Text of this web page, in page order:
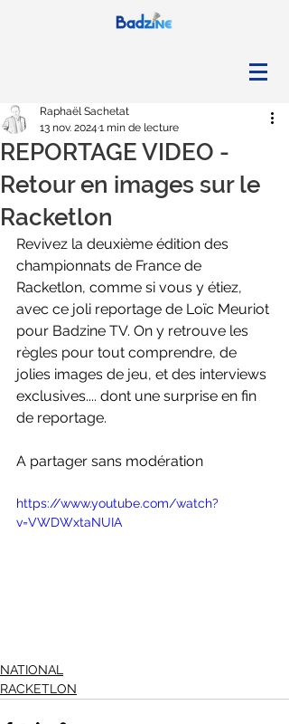
REPORTAGE VIDEO -
Retour en images sur le
Racketlon
Raphaël Sachetat
13 nov. 2024 1 min de lecture
Revivez la deuxième édition des
championnats de France de
Racketlon, comme si vous y étiez,
avec ce joli reportage de Loïc Meuriot
pour Badzine TV. On y retrouve les
règles pour tout comprendre, de
jolies images de jeu, et des interviews
exclusives.... dont une surprise en fin
de reportage.
A partager sans modération
https://www.youtube.com/watch?
v=VWDWxtaNUIA
NATIONAL
RACKETLON